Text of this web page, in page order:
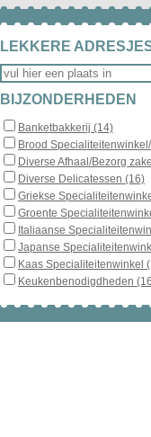
LEKKERE
BIJZONDERHEDEN
Banketbakkerij (14)
Brood
Diverse Afhaal/Bezorg
Diverse Delicatessen (16)
Griekse
Groente
Italiaanse
Japanse
Kaas Specialiteitenwinkel
Keukenbenodigdheden